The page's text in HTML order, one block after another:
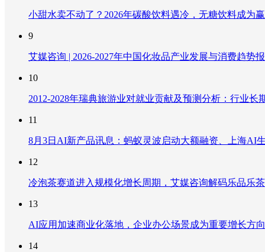
小甜水卖不动了？2026年碳酸饮料遇冷，无糖饮料成为
9
艾媒咨询 | 2026-2027年中国化妆品产业发展与消费趋势
10
2012-2028年瑞典旅游业对就业贡献及预测分析：行业
11
8月3日AI新产品讯息：蚂蚁灵波启动大额融资、上海AI
12
冷泡茶赛道进入规模化增长周期，艾媒咨询解码乐品乐
13
AI应用加速商业化落地，企业办公场景成为重要增长方向
14